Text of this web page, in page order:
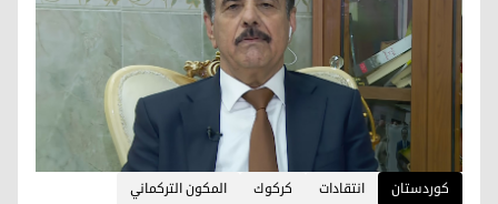
کوردستان انتقادات كركوك المكون التركماني